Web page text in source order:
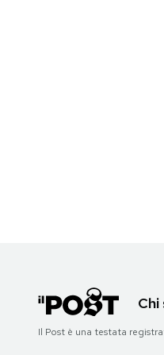
Chi
Il Post è una testata